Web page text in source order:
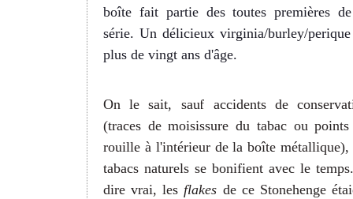
boîte fait partie des toutes premières
série. Un délicieux virginia/burley/
plus de vingt ans d'âge.
On le sait, sauf accidents de
(traces de moisissure du tabac ou
rouille à l'intérieur de la boîte métallique),
tabacs naturels se bonifient avec le
dire vrai, les flakes de ce Stonehenge